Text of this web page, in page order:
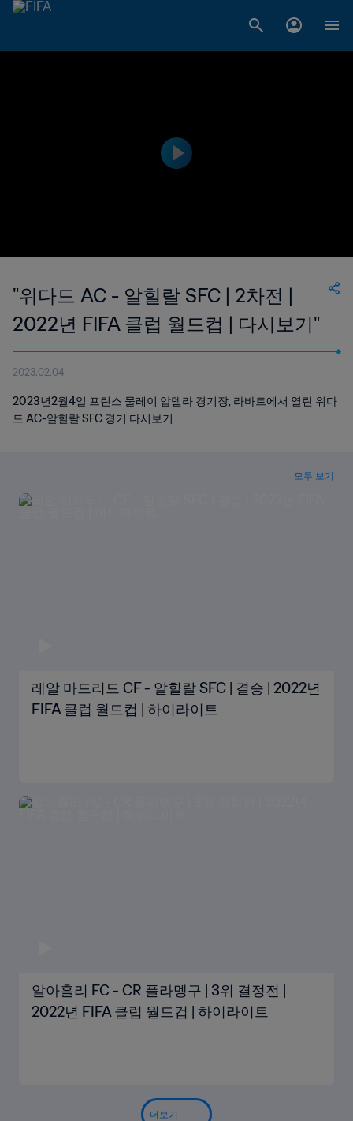
"위다드 AC - 알힐랄 SFC | 2차전 |
2022년 FIFA 클럽 월드컵 | 다시보기"
2023.02.04
2023년2월4일 프린스 물레이 압델라 경기장, 라바트에서 열린 위다
드 AC-알힐랄 SFC 경기 다시보기
모두 보기
레알 마드리드 CF - 알힐랄 SFC | 결승 | 2022년
FIFA 클럽 월드컵 | 하이라이트
알아흘리 FC - CR 플라멩구 | 3위 결정전 |
2022년 FIFA 클럽 월드컵 | 하이라이트
더보기